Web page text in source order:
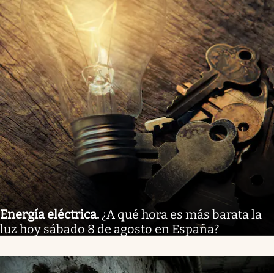
Energía eléctrica. ¿A qué hora es más barata la
luz hoy sábado 8 de agosto en España?